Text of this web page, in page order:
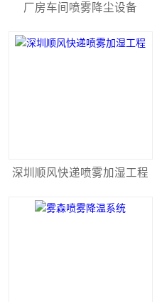
厂房车间喷雾降尘设备
深圳顺风快递喷雾加湿工程